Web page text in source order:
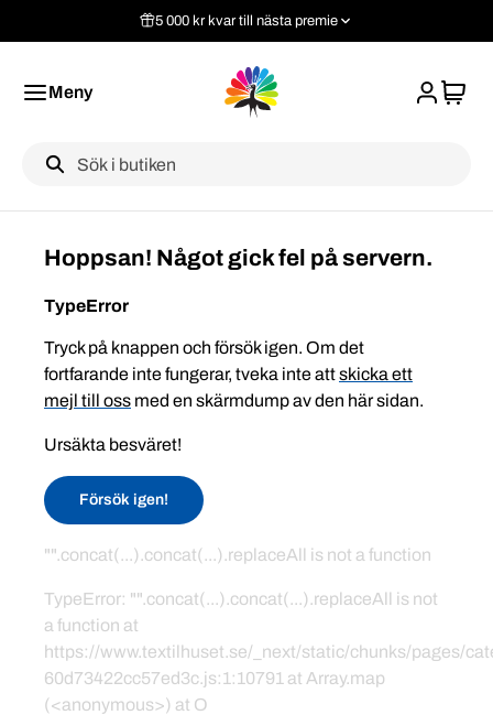
5 000 kr kvar till nästa premie
Meny
Label
Hoppsan! Något gick fel på servern.
TypeError
Tryck på knappen och försök igen. Om det
fortfarande inte fungerar, tveka inte attskicka ett
mejl till oss med en skärmdump av den här sidan.
Ursäkta besväret!
Försök igen!
"".concat(...).concat(...).replaceAll is not a function
TypeError: "".concat(...).concat(...).replaceAll is not
a function at
https://www.textilhuset.se/_next/static/chunks/pages/
60d73422cc57ed3c.js:1:10791 at Array.map
(<anonymous>) at O